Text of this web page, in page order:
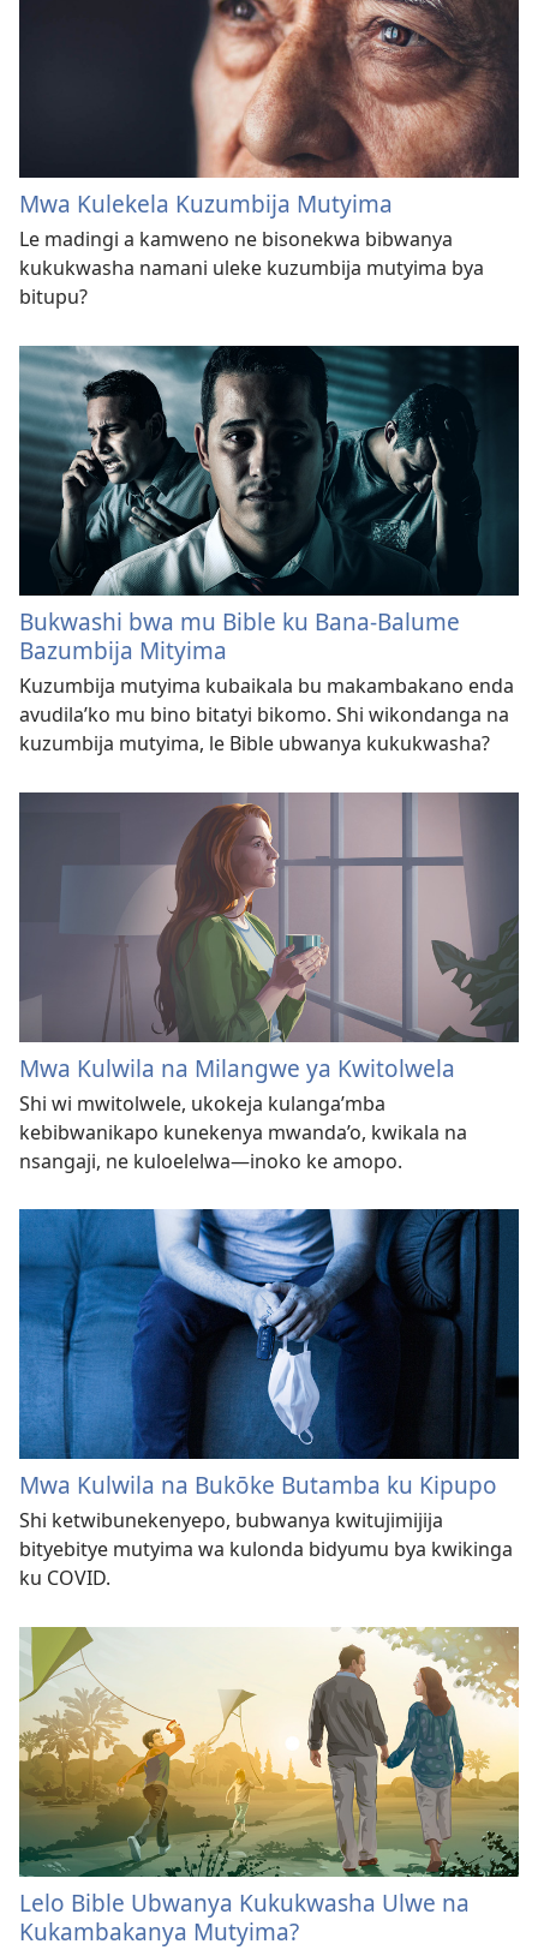
Mwa Kulekela Kuzumbija Mutyima
Le madingi a kamweno ne bisonekwa bibwanya
kukukwasha namani uleke kuzumbija mutyima bya
bitupu?
Bukwashi bwa mu Bible ku Bana-Balume
Bazumbija Mityima
Kuzumbija mutyima kubaikala bu makambakano enda
avudila’ko mu bino bitatyi bikomo. Shi wikondanga na
kuzumbija mutyima, le Bible ubwanya kukukwasha?
Mwa Kulwila na Milangwe ya Kwitolwela
Shi wi mwitolwele, ukokeja kulanga’mba
kebibwanikapo kunekenya mwanda’o, kwikala na
nsangaji, ne kuloelelwa—inoko ke amopo.
Mwa Kulwila na Bukōke Butamba ku Kipupo
Shi ketwibunekenyepo, bubwanya kwitujimijija
bityebitye mutyima wa kulonda bidyumu bya kwikinga
ku COVID.
Lelo Bible Ubwanya Kukukwasha Ulwe na
Kukambakanya Mutyima?